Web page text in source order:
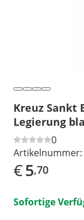
Kreuz Sankt
Legierung
0
Artikelnummer:
€5,70
Sofortige